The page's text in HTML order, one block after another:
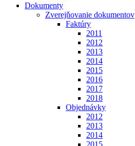
Dokumenty
Zverejňovanie dokumentov
Faktúry
2011
2012
2013
2014
2015
2016
2017
2018
Objednávky
2012
2013
2014
2015